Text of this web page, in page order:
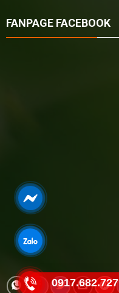
FANPAGE FACEBOOK
0917.682.727